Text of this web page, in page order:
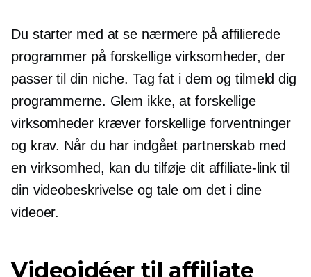
Du starter med at se nærmere på affilierede
programmer på forskellige virksomheder, der
passer til din niche. Tag fat i dem og tilmeld dig
programmerne. Glem ikke, at forskellige
virksomheder kræver forskellige forventninger
og krav. Når du har indgået partnerskab med
en virksomhed, kan du tilføje dit affiliate-link til
din videobeskrivelse og tale om det i dine
videoer.
Videoidéer til affiliate